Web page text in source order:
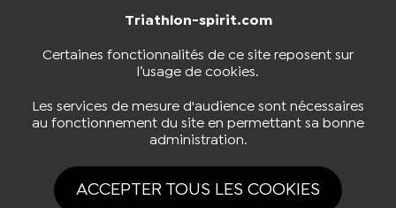
Triathlon-spirit.com
Certaines fonctionnalités de ce site reposent sur
l’usage de cookies.
Les services de mesure d'audience sont nécessaires
au fonctionnement du site en permettant sa bonne
administration.
ACCEPTER TOUS LES COOKIES
NOUS CONTACTER BOUTIQUE
NOUS SUIVRE